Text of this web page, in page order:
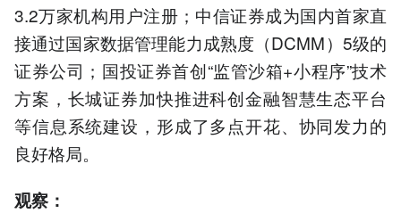
3.2万家机构用户注册；中信证券成为国内首家直
接通过国家数据管理能力成熟度（DCMM）5级的
证券公司；国投证券首创“监管沙箱+小程序”技术
方案，长城证券加快推进科创金融智慧生态平台
等信息系统建设，形成了多点开花、协同发力的
良好格局。
观察：